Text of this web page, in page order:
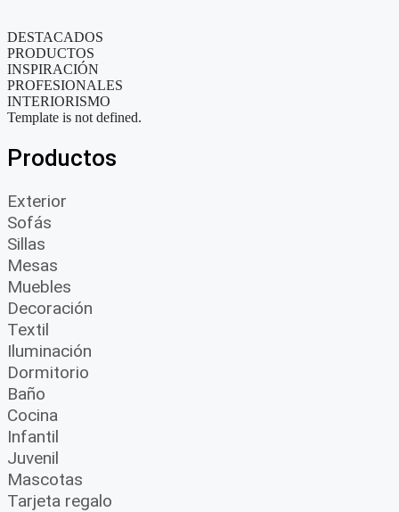
DESTACADOS
PRODUCTOS
INSPIRACIÓN
PROFESIONALES
INTERIORISMO
Template is not defined.
Productos
Exterior
Sofás
Sillas
Mesas
Muebles
Decoración
Textil
Iluminación
Dormitorio
Baño
Cocina
Infantil
Juvenil
Mascotas
Tarjeta regalo